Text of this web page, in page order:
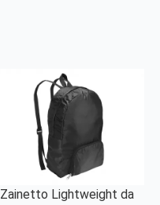
Zainetto Lightweight da